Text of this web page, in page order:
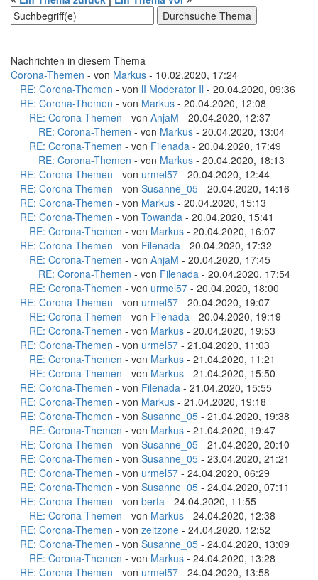
Nachrichten in diesem Thema
Corona-Themen - von Markus - 10.02.2020, 17:24
RE: Corona-Themen - von lI Moderator Il - 20.04.2020, 09:36
RE: Corona-Themen - von Markus - 20.04.2020, 12:08
RE: Corona-Themen - von AnjaM - 20.04.2020, 12:37
RE: Corona-Themen - von Markus - 20.04.2020, 13:04
RE: Corona-Themen - von Filenada - 20.04.2020, 17:49
RE: Corona-Themen - von Markus - 20.04.2020, 18:13
RE: Corona-Themen - von urmel57 - 20.04.2020, 12:44
RE: Corona-Themen - von Susanne_05 - 20.04.2020, 14:16
RE: Corona-Themen - von Markus - 20.04.2020, 15:13
RE: Corona-Themen - von Towanda - 20.04.2020, 15:41
RE: Corona-Themen - von Markus - 20.04.2020, 16:07
RE: Corona-Themen - von Filenada - 20.04.2020, 17:32
RE: Corona-Themen - von AnjaM - 20.04.2020, 17:45
RE: Corona-Themen - von Filenada - 20.04.2020, 17:54
RE: Corona-Themen - von urmel57 - 20.04.2020, 18:00
RE: Corona-Themen - von urmel57 - 20.04.2020, 19:07
RE: Corona-Themen - von Filenada - 20.04.2020, 19:19
RE: Corona-Themen - von Markus - 20.04.2020, 19:53
RE: Corona-Themen - von urmel57 - 21.04.2020, 11:03
RE: Corona-Themen - von Markus - 21.04.2020, 11:21
RE: Corona-Themen - von Markus - 21.04.2020, 15:50
RE: Corona-Themen - von Filenada - 21.04.2020, 15:55
RE: Corona-Themen - von Markus - 21.04.2020, 19:18
RE: Corona-Themen - von Susanne_05 - 21.04.2020, 19:38
RE: Corona-Themen - von Markus - 21.04.2020, 19:47
RE: Corona-Themen - von Susanne_05 - 21.04.2020, 20:10
RE: Corona-Themen - von Susanne_05 - 23.04.2020, 21:21
RE: Corona-Themen - von urmel57 - 24.04.2020, 06:29
RE: Corona-Themen - von Susanne_05 - 24.04.2020, 07:11
RE: Corona-Themen - von berta - 24.04.2020, 11:55
RE: Corona-Themen - von Markus - 24.04.2020, 12:38
RE: Corona-Themen - von zeitzone - 24.04.2020, 12:52
RE: Corona-Themen - von Susanne_05 - 24.04.2020, 13:09
RE: Corona-Themen - von Markus - 24.04.2020, 13:28
RE: Corona-Themen - von urmel57 - 24.04.2020, 13:58